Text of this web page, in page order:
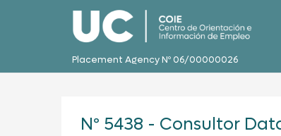
Placement Agency Nº 06/00000026
Nº 5438 - Consultor